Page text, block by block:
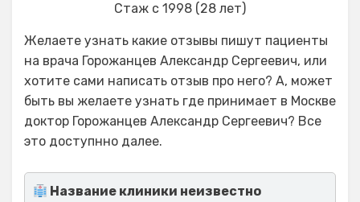
Стаж с 1998 (28 лет)
Желаете узнать какие отзывы пишут пациенты
на врача Горожанцев Александр Сергеевич, или
хотите сами написать отзыв про него? А, может
быть вы желаете узнать где принимает в Москве
доктор Горожанцев Александр Сергеевич? Все
это доступнно далее.
Название клиники неизвестно